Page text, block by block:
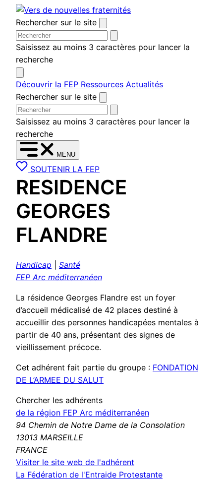
Aller
au
contenu
Rechercher sur le site
Saisissez au moins 3 caractères pour lancer la
recherche
Découvrir la FEP Ressources Actualités
Rechercher sur le site
Saisissez au moins 3 caractères pour lancer la
recherche
MENU
SOUTENIR LA FEP
RESIDENCE
GEORGES
FLANDRE
Handicap
Santé
FEP Arc méditerranéen
La résidence Georges Flandre est un foyer
d’accueil médicalisé de 42 places destiné à
accueillir des personnes handicapées mentales à
partir de 40 ans, présentant des signes de
vieillissement précoce.
Cet adhérent fait partie du groupe : FONDATION
DE L’ARMEE DU SALUT
Chercher les adhérents
de la région FEP Arc méditerranéen
94 Chemin de Notre Dame de la Consolation
13013 MARSEILLE
FRANCE
Visiter le site web de l'adhérent
fenêtre)
La Fédération de l'Entraide Protestante